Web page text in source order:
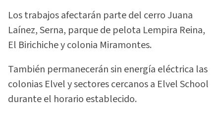
Los trabajos afectarán parte del cerro Juana
Laínez, Serna, parque de pelota Lempira Reina,
El Birichiche y colonia Miramontes.
También permanecerán sin energía eléctrica las
colonias Elvel y sectores cercanos a Elvel School
durante el horario establecido.